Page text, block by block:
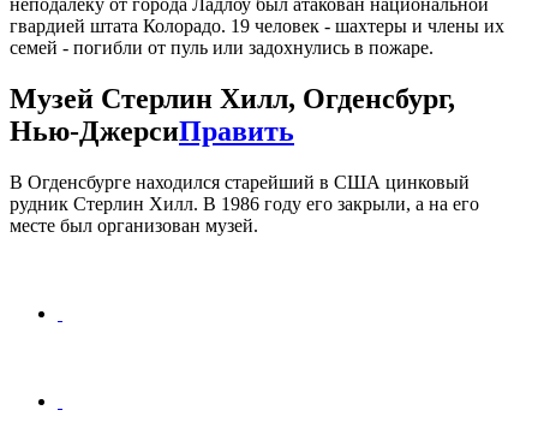
неподалеку от города Ладлоу был атакован национальной
гвардией штата Колорадо. 19 человек - шахтеры и члены их
семей - погибли от пуль или задохнулись в пожаре.
Музей Стерлин Хилл, Огденсбург,
Нью-ДжерсиПравить
В Огденсбурге находился старейший в США цинковый
рудник Стерлин Хилл. В 1986 году его закрыли, а на его
месте был организован музей.